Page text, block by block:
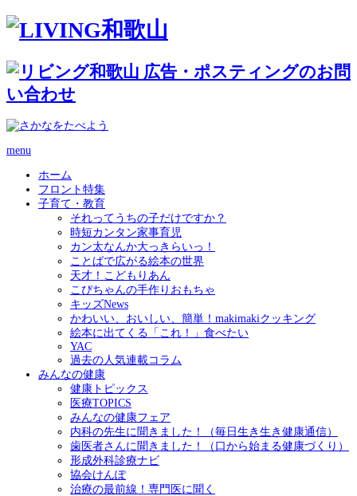
menu
ホーム
フロント特集
子育て・教育
それってうちの子だけですか？
時短カンタン家事育児
カン太なんか大っきらいっ！
ことばで広がる絵本の世界
天才！こどもりあん
こぴちゃんの手作りおもちゃ
キッズNews
かわいい、おいしい、簡単！makimakiクッキング
絵本に出てくる「これ！」食べたい
YAC
過去の人気連載コラム
みんなの健康
健康トピックス
医療TOPICS
みんなの健康フェア
内科の先生に聞きました！（毎日生き生き健康通信）
歯医者さんに聞きました！（口から始まる健康づくり）
形成外科診療ナビ
協会けんぽ
治療の最前線！専門医に聞く